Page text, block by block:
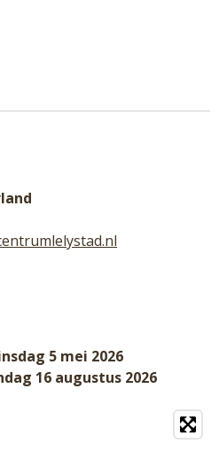
5 mei 2026
16 augustus 2026